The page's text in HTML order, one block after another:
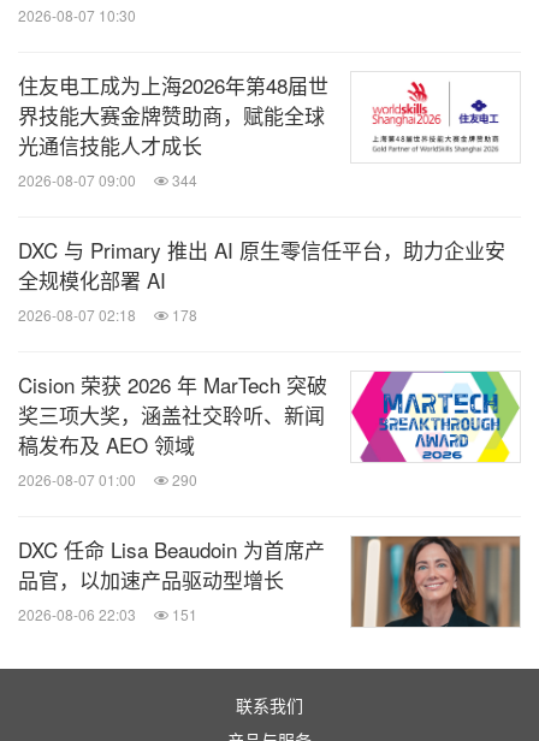
2026-08-07 10:30
住友电工成为上海2026年第48届世
界技能大赛金牌赞助商，赋能全球
光通信技能人才成长
2026-08-07 09:00 344
DXC 与 Primary 推出 AI 原生零信任平台，助力企业安
全规模化部署 AI
2026-08-07 02:18 178
Cision 荣获 2026 年 MarTech 突破
奖三项大奖，涵盖社交聆听、新闻
稿发布及 AEO 领域
2026-08-07 01:00 290
DXC 任命 Lisa Beaudoin 为首席产
品官，以加速产品驱动型增长
2026-08-06 22:03 151
联系我们